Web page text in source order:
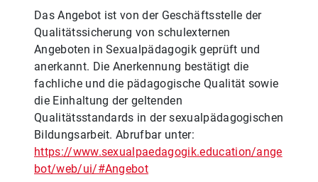
Das Angebot ist von der Geschäftsstelle der
Qualitätssicherung von schulexternen
Angeboten in Sexualpädagogik geprüft und
anerkannt. Die Anerkennung bestätigt die
fachliche und die pädagogische Qualität sowie
die Einhaltung der geltenden
Qualitätsstandards in der sexualpädagogischen
Bildungsarbeit. Abrufbar unter:
https://www.sexualpaedagogik.education/ange
bot/web/ui/#Angebot